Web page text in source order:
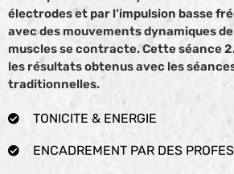
électrodes et par l’impulsion basse
avec des mouvements dynamiques
muscles se contracte. Cette séance
les résultats obtenus avec les
traditionnelles.
TONICITE & ENERGIE
ENCADREMENT PAR DES